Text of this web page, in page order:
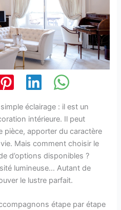
éclairage : il est un
intérieure. Il peut
pièce, apporter du caractère
Mais comment choisir le
d’options disponibles ?
lumineuse… Autant de
le lustre parfait.
étape par étape